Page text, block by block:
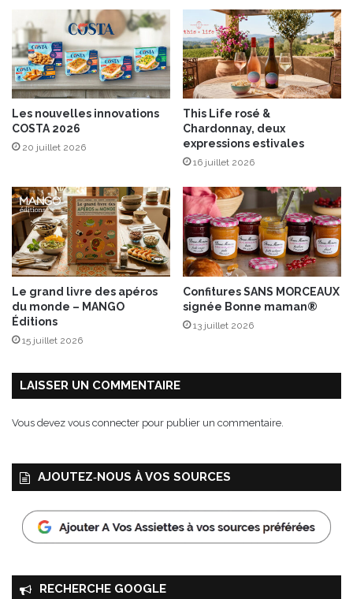
s
t
i
n
a
u
x
É
t
i
o
n
s
u
e
é
q
a
i
l
à
l
a
t
r
i
t
e
f
u
m
Les nouvelles innovations
COSTA 2026
20 juillet 2026
This Life rosé &
Chardonnay, deux
expressions estivales
16 juillet 2026
Le grand livre des apéros
du monde – MANGO
Éditions
15 juillet 2026
Confitures SANS MORCEAUX
signée Bonne maman®
13 juillet 2026
LAISSER UN COMMENTAIRE
Vous devez vous connecter pour publier un commentaire.
AJOUTEZ‑NOUS À VOS SOURCES
RECHERCHE GOOGLE